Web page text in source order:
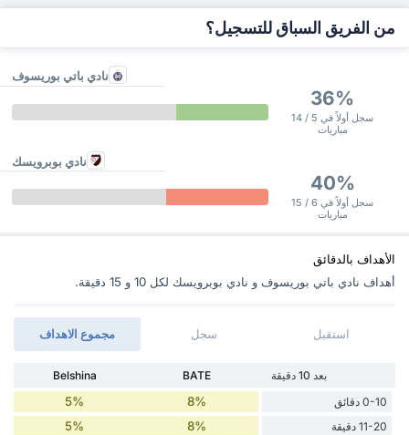
من الفريق السباق للتسجيل؟
نادي باتي بوريسوف
36%
سجل أولاً في 5 / 14
مباريات
نادي بوبرويسك
40%
سجل أولاً في 6 / 15
مباريات
الأهداف بالدقائق
أهداف نادي باتي بوريسوف و نادي بوبرويسك ‏لكل 10 و 15 دقيقة.
مجموع الاهداف سجل استقبل
بعد 10 دقيقة BATE
Belshina
0-10 دقائق
8%
5%
11-20 دقيقة 8%
5%